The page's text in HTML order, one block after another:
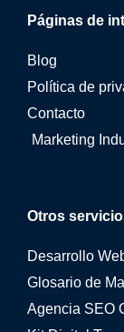
Otros
Desarrollo
Glosario de
Agencia SEO
Páginas de
Blog
Política de
Contacto
Marketing